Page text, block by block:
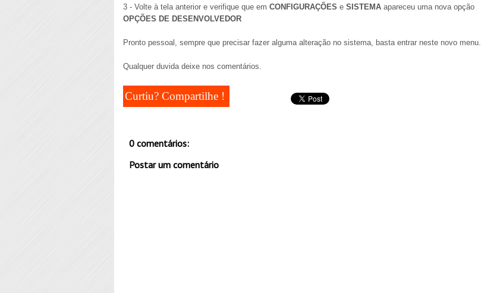
3 - Volte à tela anterior e verifique que em CONFIGURAÇÕES e SISTEMA apareceu uma nova opção
OPÇÕES DE DESENVOLVEDOR
Pronto pessoal, sempre que precisar fazer alguma alteração no sistema, basta entrar neste novo menu.
Qualquer duvida deixe nos comentários.
Curtiu? Compartilhe !
0 comentários:
Postar um comentário